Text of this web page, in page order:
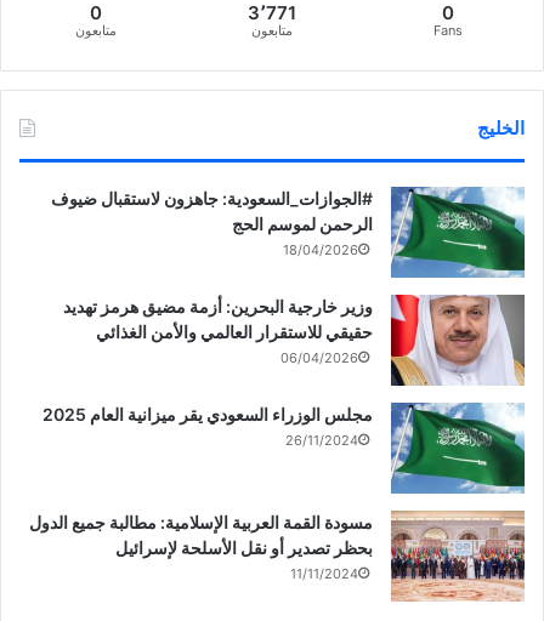
0
Fans
3٬771
متابعون
0
متابعون
الخليج
‏‎#الجوازات_السعودية: جاهزون لاستقبال ضيوف
الرحمن لموسم الحج
18/04/2026
وزير خارجية البحرين: أزمة مضيق هرمز تهديد
حقيقي للاستقرار العالمي والأمن الغذائي
06/04/2026
مجلس الوزراء السعودي يقر ميزانية العام 2025
26/11/2024
مسودة القمة العربية الإسلامية: مطالبة جميع الدول
بحظر تصدير أو نقل الأسلحة لإسرائيل
11/11/2024